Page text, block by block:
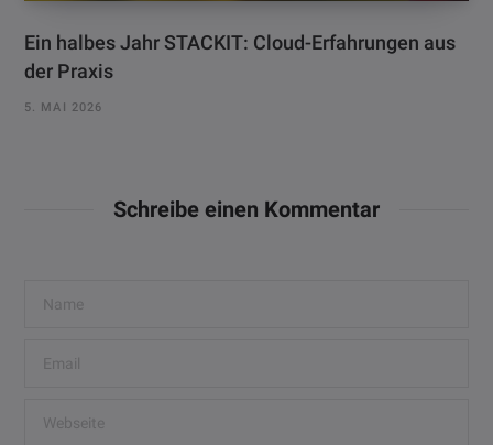
Ein halbes Jahr STACKIT: Cloud-Erfahrungen aus
der Praxis
5. MAI 2026
Schreibe einen Kommentar